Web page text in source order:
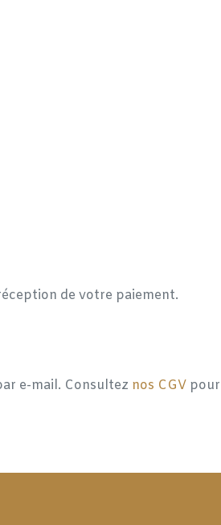
de votre paiement.
e-mail. Consultez nos CGV